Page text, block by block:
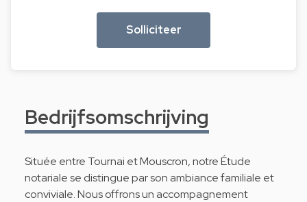
Solliciteer
Bedrijfsomschrijving
Située entre Tournai et Mouscron, notre Étude
notariale se distingue par son ambiance familiale et
conviviale. Nous offrons un accompagnement